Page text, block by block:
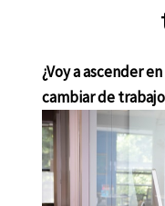
¿Voy a ascender
cambiar de